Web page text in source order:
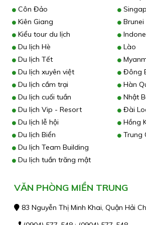
Côn Đảo
Kiên Giang
Kiểu tour du lịch
Du lịch Hè
Du lịch Tết
Du lịch xuyên việt
Du lịch cắm trại
Du lịch cuối tuần
Du lịch Vip - Resort
Du lịch lễ hội
Du lịch Biển
Du lịch Team Building
Du lịch tuần trăng mật
Brunei
Lào
Đông
Hàn
Nhật
Đài
Hồng
Trung
VĂN PHÒNG MIỀN TRUNG
83 Nguyễn Thị Minh Khai, Quận Hải